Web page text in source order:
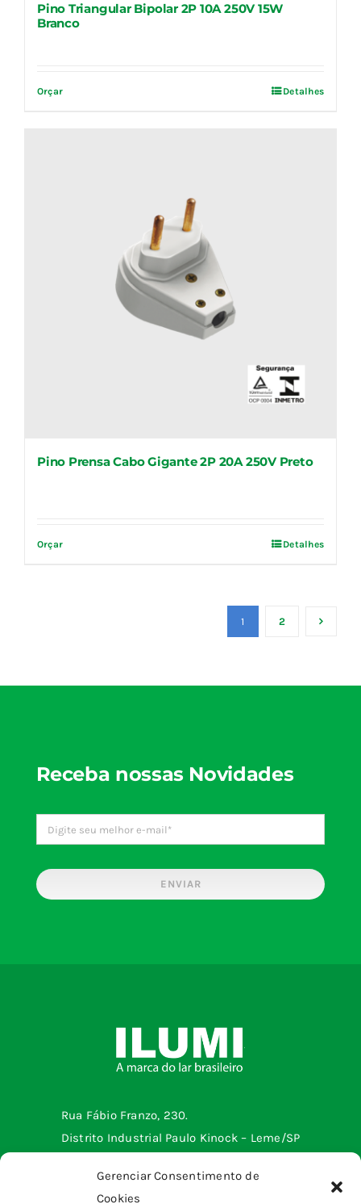
Gerenciar Consentimento de
Cookies
Pino Triangular Bipolar 2P 10A 250V 15W
Branco
Orçar Detalhes
Pino Prensa Cabo Gigante 2P 20A 250V Preto
Orçar Detalhes
1 2
Receba nossas Novidades
ENVIAR
Rua Fábio Franzo, 230.
Distrito Industrial Paulo Kinock – Leme/SP